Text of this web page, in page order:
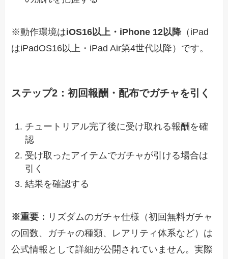
※動作環境はiOS16以上・iPhone 12以降（iPad
はiPadOS16以上・iPad Air第4世代以降）です。
ステップ2：初回報酬・配布でガチャを引く
チュートリアル完了後に受け取れる報酬を確
認
受け取ったアイテムでガチャが引ける場合は
引く
結果を確認する
※重要： リズダムのガチャ仕様（初回無料ガチャ
の回数、ガチャの種類、レアリティ体系など）は
公式情報として詳細が公開されていません。実際